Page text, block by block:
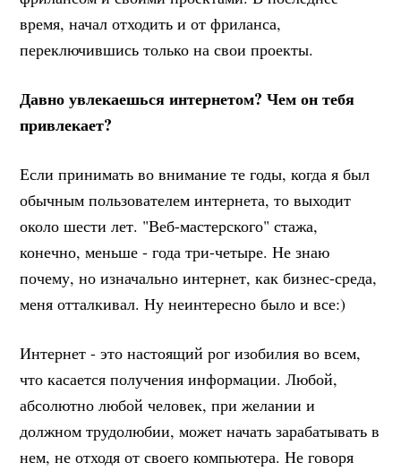
время, начал отходить и от фриланса,
переключившись только на свои проекты.
Давно увлекаешься интернетом? Чем он тебя
привлекает?
Если принимать во внимание те годы, когда я был
обычным пользователем интернета, то выходит
около шести лет. "Веб-мастерского" стажа,
конечно, меньше - года три-четыре. Не знаю
почему, но изначально интернет, как бизнес-среда,
меня отталкивал. Ну неинтересно было и все:)
Интернет - это настоящий рог изобилия во всем,
что касается получения информации. Любой,
абсолютно любой человек, при желании и
должном трудолюбии, может начать зарабатывать в
нем, не отходя от своего компьютера. Не говоря